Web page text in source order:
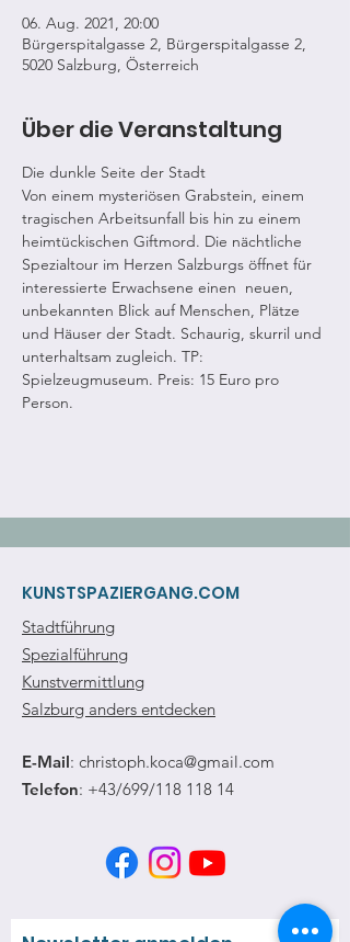
06. Aug. 2021, 20:00
Bürgerspitalgasse 2, Bürgerspitalgasse 2,
5020 Salzburg, Österreich
Über die Veranstaltung
Die dunkle Seite der Stadt
Von einem mysteriösen Grabstein, einem
tragischen Arbeitsunfall bis hin zu einem
heimtückischen Giftmord. Die nächtliche
Spezialtour im Herzen Salzburgs öffnet für
interessierte Erwachsene einen  neuen,
unbekannten Blick auf Menschen, Plätze
und Häuser der Stadt. Schaurig, skurril und
unterhaltsam zugleich. TP:
Spielzeugmuseum. Preis: 15 Euro pro
Person.
KUNSTSPAZIERGANG.COM
Stadtführung
Spezialführung
Kunstvermittlung
Salzburg anders entdecken
E-Mail: christoph.koca@gmail.com
Telefon: +43/699/118 118 14